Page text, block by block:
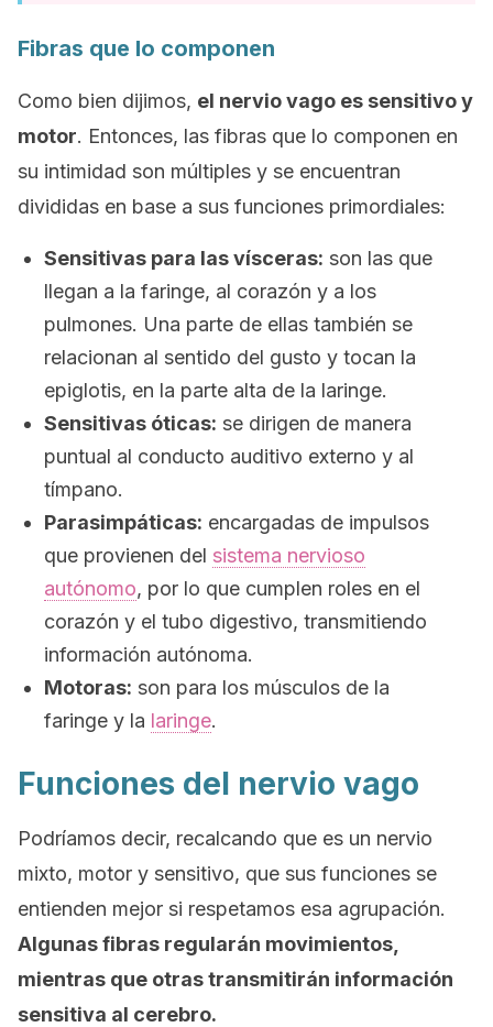
Fibras que lo componen
Como bien dijimos, el nervio vago es sensitivo y
motor. Entonces, las fibras que lo componen en
su intimidad son múltiples y se encuentran
divididas en base a sus funciones primordiales:
Sensitivas para las vísceras: son las que
llegan a la faringe, al corazón y a los
pulmones. Una parte de ellas también se
relacionan al sentido del gusto y tocan la
epiglotis, en la parte alta de la laringe.
Sensitivas óticas: se dirigen de manera
puntual al conducto auditivo externo y al
tímpano.
Parasimpáticas: encargadas de impulsos
que provienen del sistema nervioso
autónomo, por lo que cumplen roles en el
corazón y el tubo digestivo, transmitiendo
información autónoma.
Motoras: son para los músculos de la
faringe y la laringe.
Funciones del nervio vago
Podríamos decir, recalcando que es un nervio
mixto, motor y sensitivo, que sus funciones se
entienden mejor si respetamos esa agrupación.
Algunas fibras regularán movimientos,
mientras que otras transmitirán información
sensitiva al cerebro.